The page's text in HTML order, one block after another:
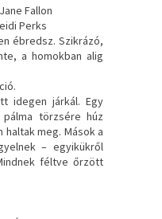
Fallon
Perks
ébredsz. Szikrázó,
a homokban alig
idegen járkál. Egy
törzsére húz
haltak meg. Mások a
– egyikükről
féltve őrzött